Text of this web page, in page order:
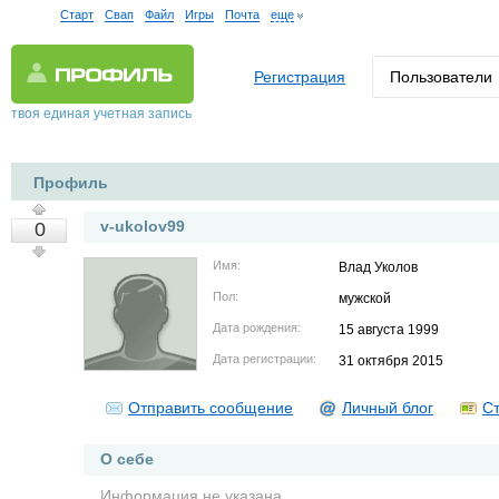
Старт Свап Файл Игры Почта еще
твоя единая учетная запись
Регистрация Пользователи
Профиль
0 v-ukolov99
Имя: Влад Уколов
Пол: мужской
Дата рождения: 15 августа 1999
Дата регистрации: 31 октября 2015
Отправить сообщение Личный блог
О себе